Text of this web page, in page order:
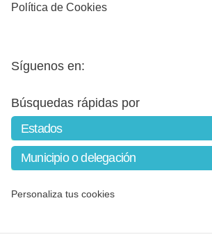
Política de Cookies
Síguenos en:
Búsquedas rápidas por
Personaliza tus cookies